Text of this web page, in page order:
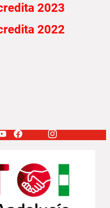
2023
2022